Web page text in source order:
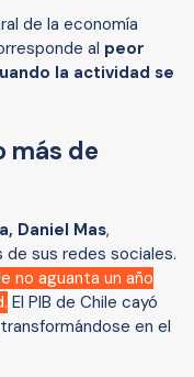
de la economía
al peor
la actividad se
más de
Daniel Mas,
sus redes sociales.
no aguanta un año
El PIB de Chile cayó
en el